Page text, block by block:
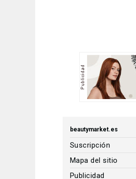
beautymarket.es
Suscripción
Mapa del sitio
Publicidad